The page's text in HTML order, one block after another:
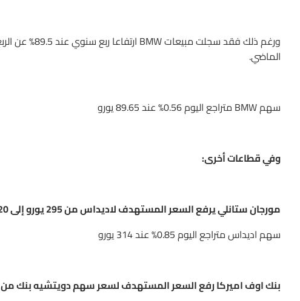
الماضي.
سهم BMW متراجع اليوم 0.56% عند 89.65 يورو
وفي قطاعات أخرى:
مورجان ستانلي يرفع السعر المستهدف لاديداس من 295 يورو إلى 320 يورو
سهم اديداس متراجع اليوم 0.85% عند 314 يورو
بنك اوف اميركا رفع السعر المستهدف لسعر سهم دويتشيه بنك من 8.90 يورو إلى 9.5 يورو.